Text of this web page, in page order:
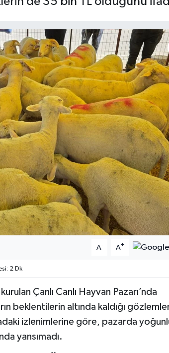
A- A+
2 Dk
Çanlı Canlı Hayvan Pazarı’nda
beklentilerin altında kaldığı
izlenimlerine göre, pazarda
yansımadı.